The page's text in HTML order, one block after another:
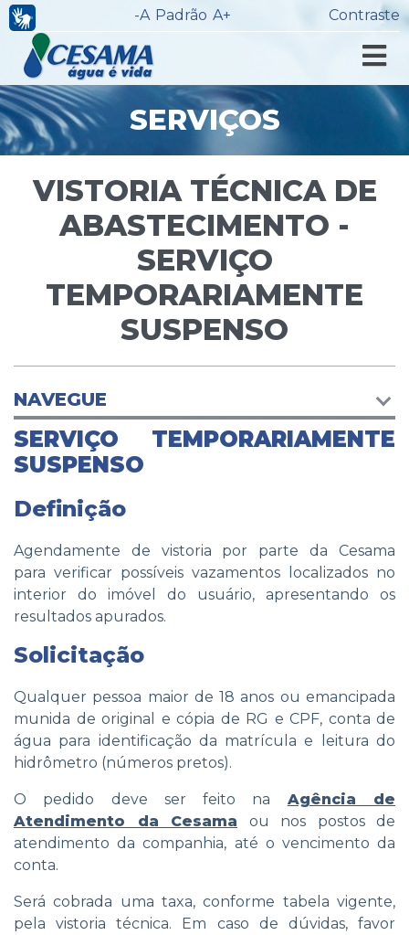
-A Padrão A+ Contraste
SERVIÇOS
VISTORIA TÉCNICA DE
ABASTECIMENTO -
SERVIÇO
TEMPORARIAMENTE
SUSPENSO
NAVEGUE
SERVIÇO TEMPORARIAMENTE
SUSPENSO
Definição
Agendamente de vistoria por parte da Cesama
para verificar possíveis vazamentos localizados no
interior do imóvel do usuário, apresentando os
resultados apurados.
Solicitação
Qualquer pessoa maior de 18 anos ou emancipada
munida de original e cópia de RG e CPF, conta de
água para identificação da matrícula e leitura do
hidrômetro (números pretos).
O pedido deve ser feito na Agência de
Atendimento da Cesama ou nos postos de
atendimento da companhia, até o vencimento da
conta.
Será cobrada uma taxa, conforme tabela vigente,
pela vistoria técnica. Em caso de dúvidas, favor